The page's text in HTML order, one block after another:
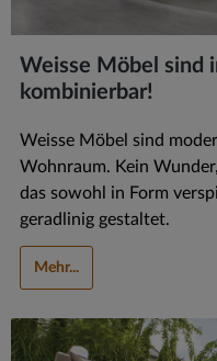
Weisse Möbel sind
kombinierbar!
Weisse Möbel sind
Wohnraum. Kein
das sowohl in Form
geradlinig gestaltet.
Mehr...